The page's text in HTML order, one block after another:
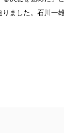
ました。石川一